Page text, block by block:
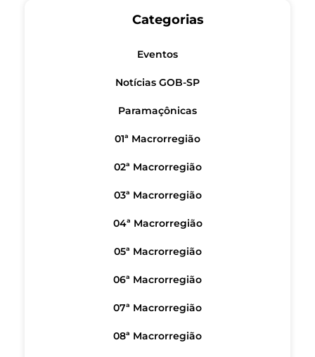
Categorias
Eventos
Notícias GOB-SP
Paramaçônicas
01ª Macrorregião
02ª Macrorregião
03ª Macrorregião
04ª Macrorregião
05ª Macrorregião
06ª Macrorregião
07ª Macrorregião
08ª Macrorregião